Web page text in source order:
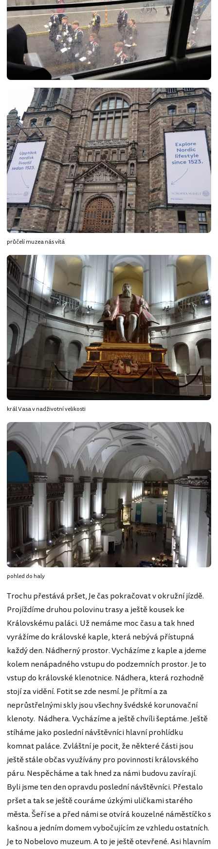
průčelí muzea nás vítá
král Vasa v nadživotní velikosti
pohled do haly
Trochu přestává pršet, Je čas pokračovat v okružní jízdě.
Projíždíme druhou polovinu trasy a ještě kousek ke
Královskému paláci. Už nemáme moc času a tak hned
vyrážíme do královské kaple, která nebývá přístupná
každý den. Nádherný prostor. Vycházíme z kaple a jdeme
kolem nenápadného vstupu do podzemních prostor. Je to
vstup do královské klenotnice. Nádhera, která rozhodně
stojí za vidění. Fotit se zde nesmí. Je přítmí a za
neprůstřelnými skly jsou všechny švédské korunovační
klenoty. Nádhera. Vycházíme a ještě chvíli šeptáme. Ještě
stíháme jako poslední návštěvníci hlavní prohlídku
komnat paláce. Zvláštní je pocit, že některé části jsou
ještě stále občas využívány pro povinnosti královského
páru. Nespěcháme a tak hned za námi budovu zavírají.
Byli jsme ten den opravdu poslední návštěvníci. Přestalo
pršet a tak se ještě couráme úzkými uličkami starého
města. Šeří se a před námi se otvírá kouzelné náměstíčko s
kašnou a jedním domem vybočujícím ze vzhledu ostatních.
Je to Nobelovo muzeum. A to je ještě otevřené. Asi hlavním